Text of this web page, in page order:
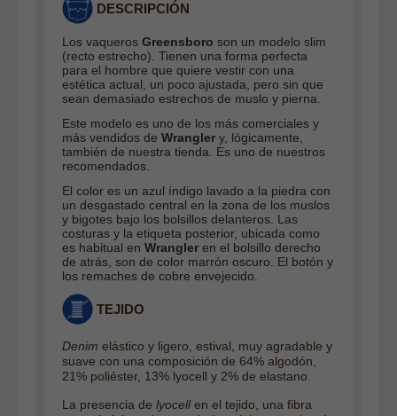
DESCRIPCIÓN
Los vaqueros Greensboro son un modelo slim
(recto estrecho). Tienen una forma perfecta
para el hombre que quiere vestir con una
estética actual, un poco ajustada, pero sin que
sean demasiado estrechos de muslo y pierna.
Este modelo es uno de los más comerciales y
más vendidos de Wrangler y, lógicamente,
también de nuestra tienda. Es uno de nuestros
recomendados.
El color es un azul índigo lavado a la piedra con
un desgastado central en la zona de los muslos
y bigotes bajo los bolsillos delanteros. Las
costuras y la etiqueta posterior, ubicada como
es habitual en Wrangler en el bolsillo derecho
de atrás, son de color marrón oscuro. El botón y
los remaches de cobre envejecido.
TEJIDO
Denim elástico y ligero, estival, muy agradable y
suave con una composición de 64% algodón,
21% poliéster, 13% lyocell y 2% de elastano.
La presencia de lyocellen el tejido, una fibra